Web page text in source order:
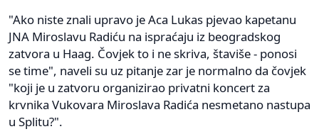
"Ako niste znali upravo je Aca Lukas pjevao kapetanu
JNA Miroslavu Radiću na ispraćaju iz beogradskog
zatvora u Haag. Čovjek to i ne skriva, štaviše - ponosi
se time", naveli su uz pitanje zar je normalno da čovjek
"koji je u zatvoru organizirao privatni koncert za
krvnika Vukovara Miroslava Radića nesmetano nastupa
u Splitu?".